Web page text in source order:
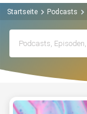
Startseite Podcasts